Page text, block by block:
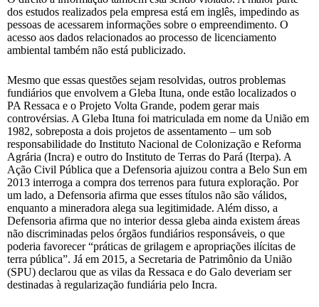
dos estudos realizados pela empresa está em inglês, impedindo as
pessoas de acessarem informações sobre o empreendimento. O
acesso aos dados relacionados ao processo de licenciamento
ambiental também não está publicizado.
Mesmo que essas questões sejam resolvidas, outros problemas
fundiários que envolvem a Gleba Ituna, onde estão localizados o
PA Ressaca e o Projeto Volta Grande, podem gerar mais
controvérsias. A Gleba Ituna foi matriculada em nome da União em
1982, sobreposta a dois projetos de assentamento – um sob
responsabilidade do Instituto Nacional de Colonização e Reforma
Agrária (Incra) e outro do Instituto de Terras do Pará (Iterpa). A
Ação Civil Pública que a Defensoria ajuizou contra a Belo Sun em
2013 interroga a compra dos terrenos para futura exploração. Por
um lado, a Defensoria afirma que esses títulos não são válidos,
enquanto a mineradora alega sua legitimidade. Além disso, a
Defensoria afirma que no interior dessa gleba ainda existem áreas
não discriminadas pelos órgãos fundiários responsáveis, o que
poderia favorecer “práticas de grilagem e apropriações ilícitas de
terra pública”. Já em 2015, a Secretaria de Patrimônio da União
(SPU) declarou que as vilas da Ressaca e do Galo deveriam ser
destinadas à regularização fundiária pelo Incra.